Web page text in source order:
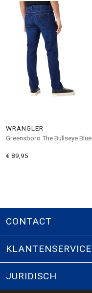
WRANGLER
Greensboro The Bullseye Blue
€ 89,95
CONTACT
KLANTENSERVICE
JURIDISCH